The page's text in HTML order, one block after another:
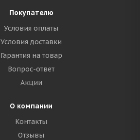
Покупателю
Условия оплаты
Условия доставки
Гарантия на товар
Вопрос-ответ
Акции
О компании
Контакты
Отзывы